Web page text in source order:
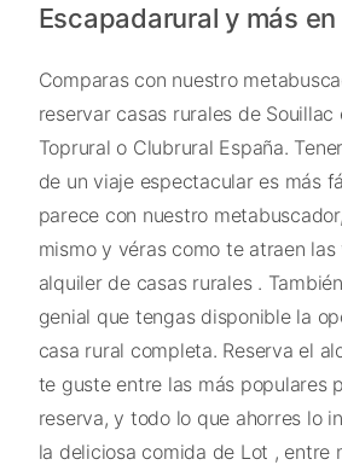
Escapadarural y más en
Comparas con nuestro
reservar casas rurales de Souillac
Toprural o Clubrural España.
de un viaje espectacular es más
parece con nuestro
mismo y véras como te atraen
alquiler de casas rurales .
genial que tengas disponible la
casa rural completa. Reserva el
te guste entre las más populares
reserva, y todo lo que ahorres lo
la deliciosa comida de Lot , entre